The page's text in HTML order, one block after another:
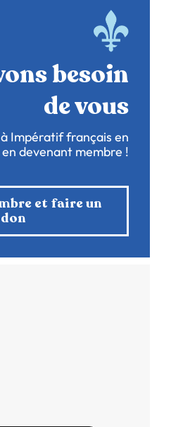
besoin
de vous
Impératif français en
devenant membre !
et faire un
don